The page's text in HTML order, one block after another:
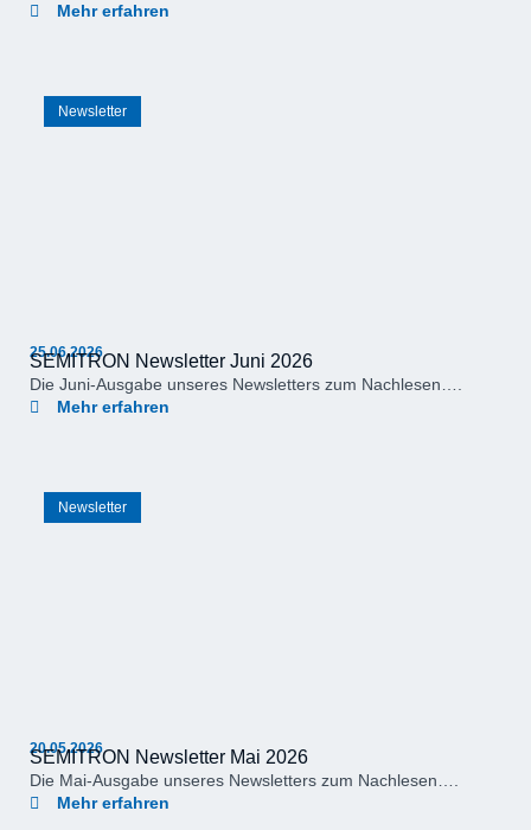
Mehr erfahren
Newsletter
25.06.2026
SEMITRON Newsletter Juni 2026
Die Juni-Ausgabe unseres Newsletters zum Nachlesen….
Mehr erfahren
Newsletter
20.05.2026
SEMITRON Newsletter Mai 2026
Die Mai-Ausgabe unseres Newsletters zum Nachlesen….
Mehr erfahren